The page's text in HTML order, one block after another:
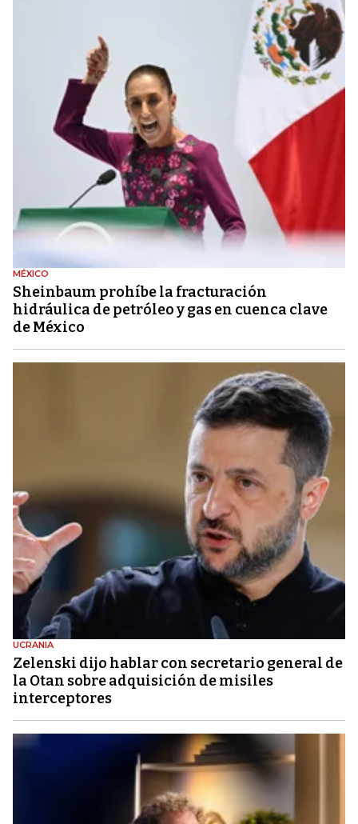
MÉXICO
Sheinbaum prohíbe la fracturación
hidráulica de petróleo y gas en cuenca clave
de México
UCRANIA
Zelenski dijo hablar con secretario general de
la Otan sobre adquisición de misiles
interceptores